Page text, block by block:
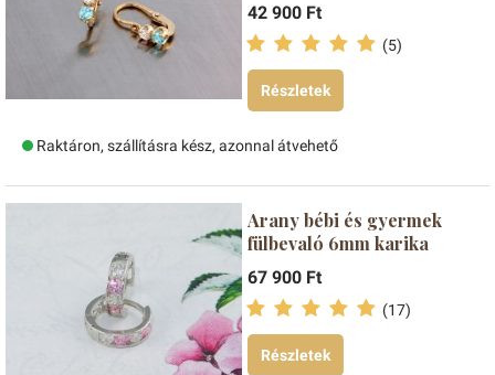
42 900 Ft
(5)
Részletek
Raktáron, szállításra kész, azonnal átvehető
Arany bébi és gyermek
fülbevaló 6mm karika
67 900 Ft
(17)
Részletek